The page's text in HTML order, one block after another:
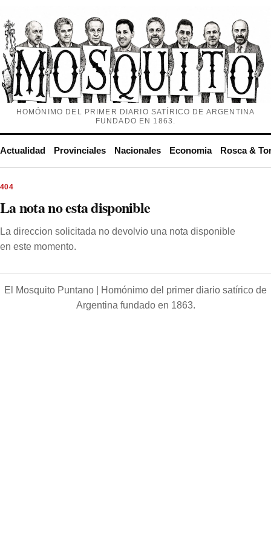
HOMÓNIMO DEL PRIMER DIARIO SATÍRICO DE ARGENTINA
FUNDADO EN 1863.
Actualidad Provinciales Nacionales Economia Rosca &
404
La nota no esta disponible
La direccion solicitada no devolvio una nota disponible
en este momento.
El Mosquito Puntano |
Homónimo del primer diario satírico de
Argentina fundado en 1863.